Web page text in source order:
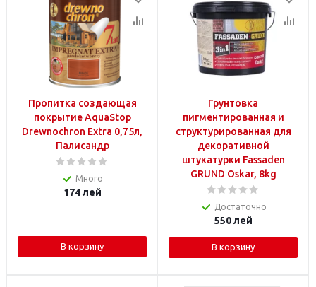
Пропитка создающая
покрытие AquaStop
Drewnochron Extra 0,75л,
Палисандр
Много
174лей
В корзину
Грунтовка
пигментированная и
структурированная для
декоративной
штукатурки Fassaden
GRUND Oskar, 8kg
Достаточно
550лей
В корзину